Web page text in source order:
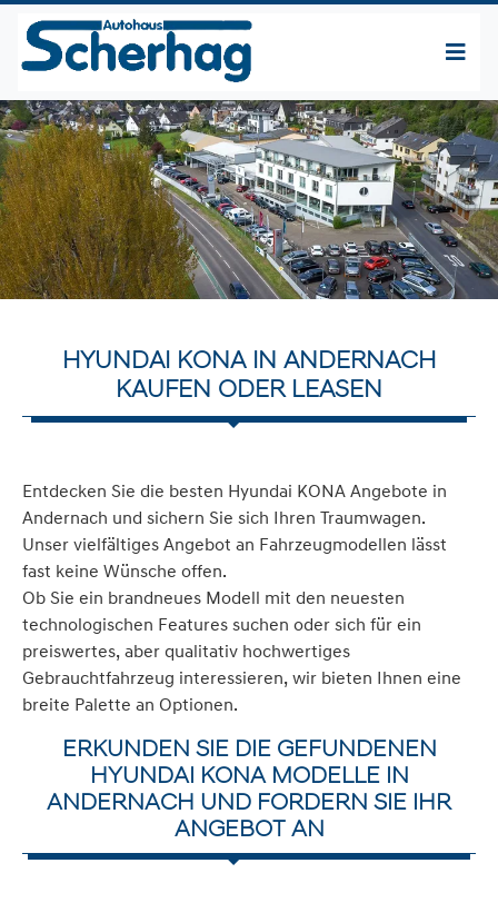
HYUNDAI KONA IN ANDERNACH
KAUFEN ODER LEASEN
Entdecken Sie die besten Hyundai KONA Angebote in
Andernach und sichern Sie sich Ihren Traumwagen.
Unser vielfältiges Angebot an Fahrzeugmodellen lässt
fast keine Wünsche offen.
Ob Sie ein brandneues Modell mit den neuesten
technologischen Features suchen oder sich für ein
preiswertes, aber qualitativ hochwertiges
Gebrauchtfahrzeug interessieren, wir bieten Ihnen eine
breite Palette an Optionen.
ERKUNDEN SIE DIE GEFUNDENEN
HYUNDAI KONA MODELLE IN
ANDERNACH UND FORDERN SIE IHR
ANGEBOT AN